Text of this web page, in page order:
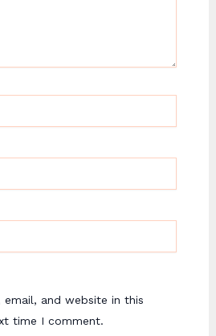
email, and website in this
time I comment.